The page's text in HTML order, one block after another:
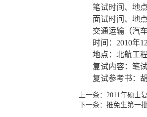
笔试时间、地
面试时间、地
交通运输（汽
时间： 2010年
地点：北航工
复试内容：笔
复试参考书：
上一条： 2011年硕士
下一条： 推免生第一